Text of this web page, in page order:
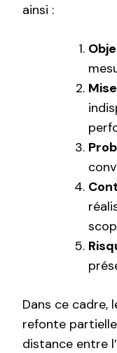
ainsi :
Dans ce cadre,
refonte
distance entre